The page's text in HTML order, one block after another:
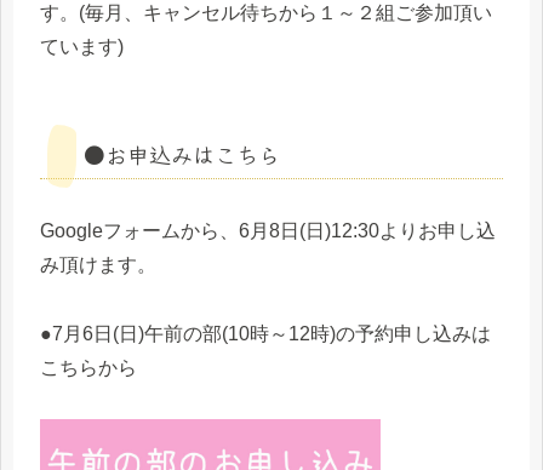
す。(毎月、キャンセル待ちから１～２組ご参加頂い
ています)
●お申込みはこちら
Googleフォームから、6月8日(日)12:30よりお申し込
み頂けます。
●7月6日(日)午前の部(10時～12時)の予約申し込みは
こちらから